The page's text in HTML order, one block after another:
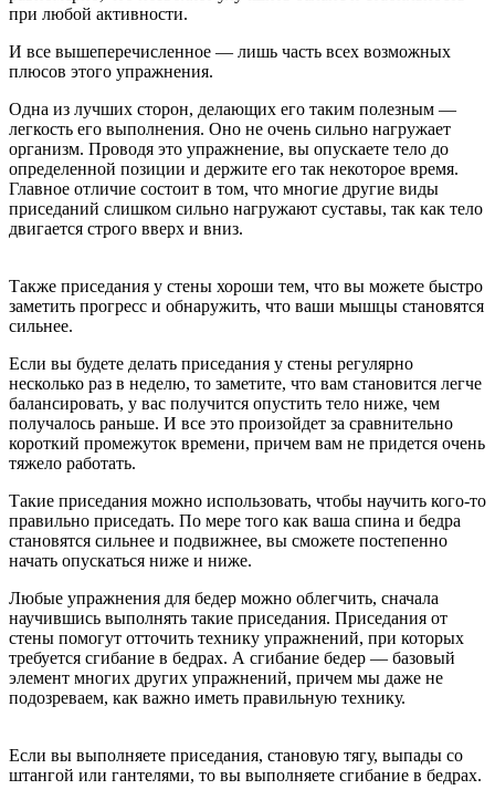
при любой активности.
И все вышеперечисленное — лишь часть всех возможных
плюсов этого упражнения.
Одна из лучших сторон, делающих его таким полезным —
легкость его выполнения. Оно не очень сильно нагружает
организм. Проводя это упражнение, вы опускаете тело до
определенной позиции и держите его так некоторое время.
Главное отличие состоит в том, что многие другие виды
приседаний слишком сильно нагружают суставы, так как тело
двигается строго вверх и вниз.
Также приседания у стены хороши тем, что вы можете быстро
заметить прогресс и обнаружить, что ваши мышцы становятся
сильнее.
Если вы будете делать приседания у стены регулярно
несколько раз в неделю, то заметите, что вам становится легче
балансировать, у вас получится опустить тело ниже, чем
получалось раньше. И все это произойдет за сравнительно
короткий промежуток времени, причем вам не придется очень
тяжело работать.
Такие приседания можно использовать, чтобы научить кого-то
правильно приседать. По мере того как ваша спина и бедра
становятся сильнее и подвижнее, вы сможете постепенно
начать опускаться ниже и ниже.
Любые упражнения для бедер можно облегчить, сначала
научившись выполнять такие приседания. Приседания от
стены помогут отточить технику упражнений, при которых
требуется сгибание в бедрах. А сгибание бедер — базовый
элемент многих других упражнений, причем мы даже не
подозреваем, как важно иметь правильную технику.
Если вы выполняете приседания, становую тягу, выпады со
штангой или гантелями, то вы выполняете сгибание в бедрах.